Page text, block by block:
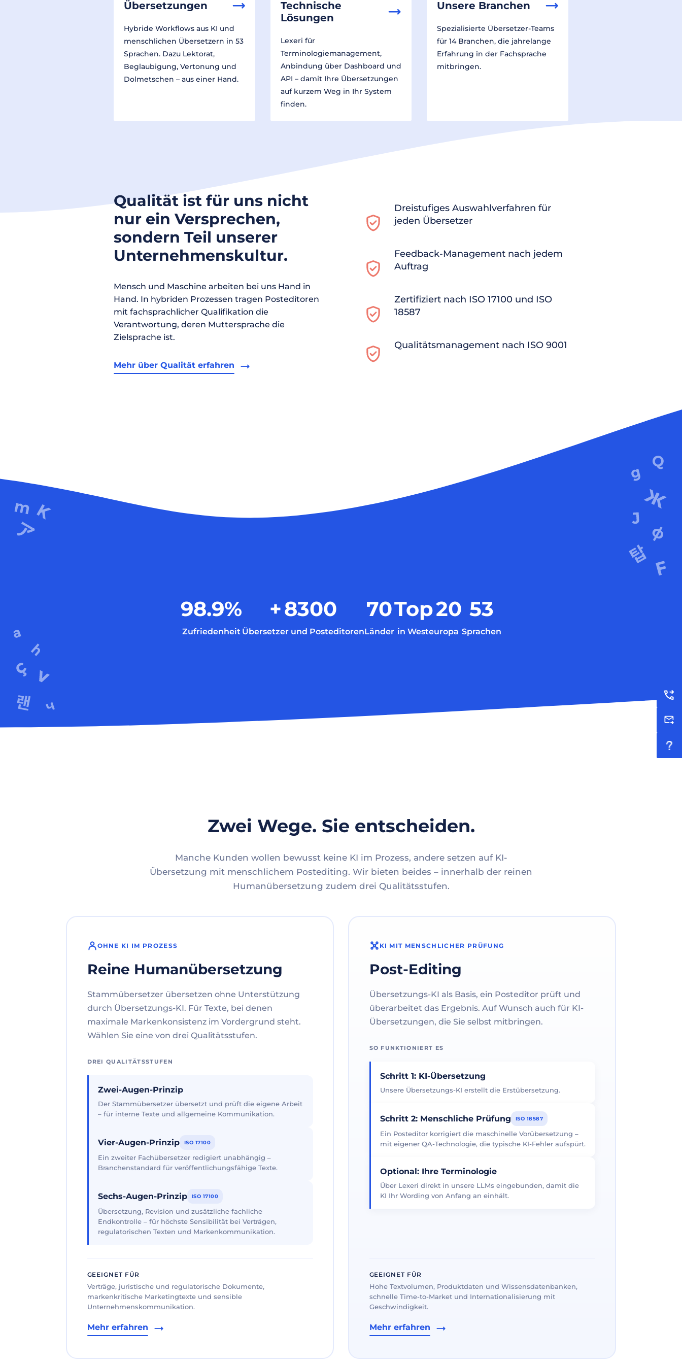
Übersetzungen
Hybride Workflows aus KI und
menschlichen Übersetzern in 53
Sprachen. Dazu Lektorat,
Beglaubigung, Vertonung und
Dolmetschen – aus einer Hand.
Technische
Lösungen
Lexeri für
Terminologiemanagement,
Anbindung über Dashboard und
API – damit Ihre Übersetzungen
auf kurzem Weg in Ihr System
finden.
Unsere Branchen
Spezialisierte Übersetzer-Teams
für 14 Branchen, die jahrelange
Erfahrung in der Fachsprache
mitbringen.
Qualität ist für uns nicht
nur ein Versprechen,
sondern Teil unserer
Unternehmenskultur.
Mensch und Maschine arbeiten bei uns Hand in
Hand. In hybriden Prozessen tragen Posteditoren
mit fachsprachlicher Qualifikation die
Verantwortung, deren Muttersprache die
Zielsprache ist.
Mehr über Qualität erfahren
Dreistufiges Auswahlverfahren für
jeden Übersetzer
Feedback-Management nach jedem
Auftrag
Zertifiziert nach ISO 17100 und ISO
18587
Qualitätsmanagement nach ISO 9001
98.9%
Zufriedenheit
+8300
Übersetzer und Posteditoren
70
Länder
Top20
in Westeuropa
53
Sprachen
Zwei Wege. Sie entscheiden.
Manche Kunden wollen bewusst keine KI im Prozess, andere setzen auf KI-
Übersetzung mit menschlichem Postediting. Wir bieten beides – innerhalb der reinen
Humanübersetzung zudem drei Qualitätsstufen.
OHNE KI IM PROZESS
Reine Humanübersetzung
Stammübersetzer übersetzen ohne Unterstützung
durch Übersetzungs-KI. Für Texte, bei denen
maximale Markenkonsistenz im Vordergrund steht.
Wählen Sie eine von drei Qualitätsstufen.
DREI QUALITÄTSSTUFEN
Zwei-Augen-Prinzip
Der Stammübersetzer übersetzt und prüft die eigene Arbeit
– für interne Texte und allgemeine Kommunikation.
Vier-Augen-Prinzip ISO 17100
Ein zweiter Fachübersetzer redigiert unabhängig –
Branchenstandard für veröffentlichungsfähige Texte.
Sechs-Augen-Prinzip ISO 17100
Übersetzung, Revision und zusätzliche fachliche
Endkontrolle – für höchste Sensibilität bei Verträgen,
regulatorischen Texten und Markenkommunikation.
GEEIGNET FÜR
Verträge, juristische und regulatorische Dokumente,
markenkritische Marketingtexte und sensible
Unternehmenskommunikation.
Mehr erfahren
KI MIT MENSCHLICHER PRÜFUNG
Post-Editing
Übersetzungs-KI als Basis, ein Posteditor prüft und
überarbeitet das Ergebnis. Auf Wunsch auch für KI-
Übersetzungen, die Sie selbst mitbringen.
SO FUNKTIONIERT ES
Schritt 1: KI-Übersetzung
Unsere Übersetzungs-KI erstellt die Erstübersetzung.
Schritt 2: Menschliche Prüfung ISO 18587
Ein Posteditor korrigiert die maschinelle Vorübersetzung –
mit eigener QA-Technologie, die typische KI-Fehler aufspürt.
Optional: Ihre Terminologie
Über Lexeri direkt in unsere LLMs eingebunden, damit die
KI Ihr Wording von Anfang an einhält.
GEEIGNET FÜR
Hohe Textvolumen, Produktdaten und Wissensdatenbanken,
schnelle Time-to-Market und Internationalisierung mit
Geschwindigkeit.
Mehr erfahren